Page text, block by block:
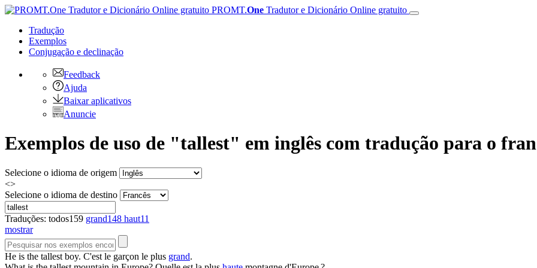
PROMT.One Tradutor e Dicionário Online gratuito
Tradução
Exemplos
Conjugação e declinação
Feedback
Ajuda
Baixar aplicativos
Anuncie
Exemplos de uso de "tallest" em inglês com tradução para o
Selecione o idioma de origem
<>
Selecione o idioma de destino
Traduções: todos159 grand148 haut11
mostrar
He is the tallest boy. C'est le garçon le plus grand.